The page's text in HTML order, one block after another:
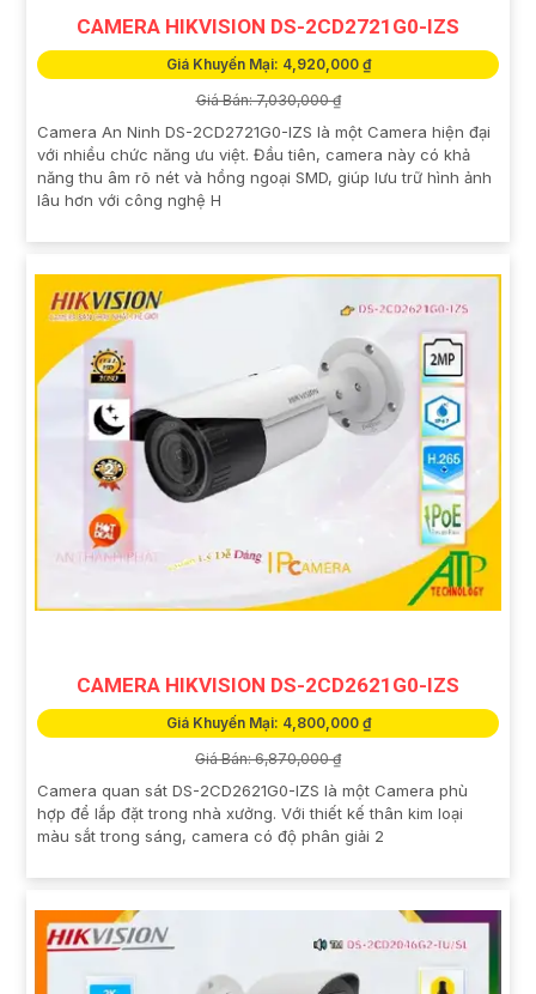
CAMERA HIKVISION DS-2CD2721G0-IZS
Giá Khuyến Mại: 4,920,000 ₫
Giá Bán: 7,030,000 ₫
Camera An Ninh DS-2CD2721G0-IZS là một Camera hiện đại
với nhiều chức năng ưu việt. Đầu tiên, camera này có khả
năng thu âm rõ nét và hồng ngoại SMD, giúp lưu trữ hình ảnh
lâu hơn với công nghệ H
CAMERA HIKVISION DS-2CD2621G0-IZS
Giá Khuyến Mại: 4,800,000 ₫
Giá Bán: 6,870,000 ₫
Camera quan sát DS-2CD2621G0-IZS là một Camera phù
hợp để lắp đặt trong nhà xưởng. Với thiết kế thân kim loại
màu sắt trong sáng, camera có độ phân giải 2